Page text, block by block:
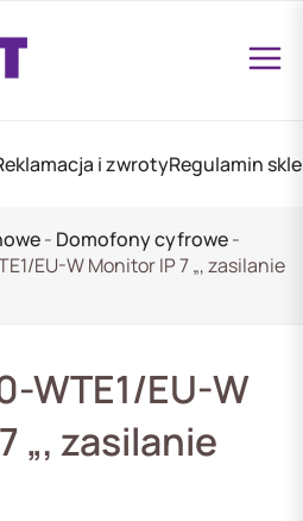
i zwrotyRegulamin
- Domofony cyfrowe-
EU-W Monitor IP 7 „, zasilanie
WTE1/EU-W
„, zasilanie